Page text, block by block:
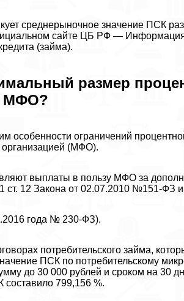
среднерыночное значение ПСК
сайте ЦБ РФ — Информация
(займа).
размер
МФО?
особенности ограничений
(МФО).
выплаты в пользу МФО за
ст. 12 Закона от 02.07.2010 №151-ФЗ и
года № 230-ФЗ).
потребительского займа,
ПСК по потребительскому
до 30 000 рублей и сроком на 30
799,156 %.